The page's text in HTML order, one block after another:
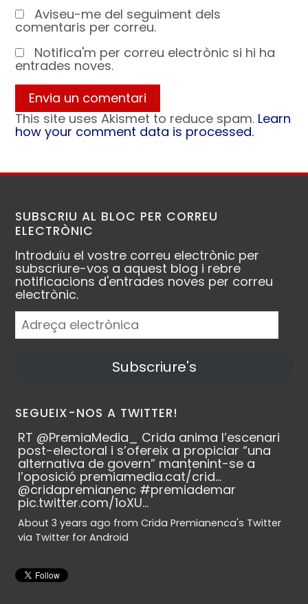
Aviseu-me del seguiment dels
comentaris per correu.
Notifica'm per correu electrònic si hi ha
entrades noves.
This site uses Akismet to reduce spam. Learn
how your comment data is processed.
SUBSCRIU AL BLOC PER CORREU
ELECTRÒNIC
Introduïu el vostre correu electrònic per
subscriure-vos a aquest blog i rebre
notificacions d'entrades noves per correu
electrònic.
Adreça
electrònica
Subscriure's
SEGUEIX-NOS A TWITTER!
RT @PremiaMedia_ Crida anima l’escenari
post-electoral i s’ofereix a propiciar “una
alternativa de govern” mantenint-se a
l’oposició premiamedia.cat/crid…
@cridapremianenc #premiademar
pic.twitter.com/1oXU…
About 3 years agofrom Crida Premianenca's Twitter
via Twitter for Android